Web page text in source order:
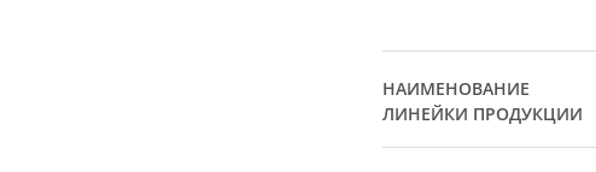
НАИМЕНОВАНИЕ
ЛИНЕЙКИ ПРОДУКЦИИ